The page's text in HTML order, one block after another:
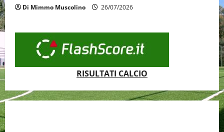
Di Mimmo Muscolino 26/07/2026
RISULTATI CALCIO